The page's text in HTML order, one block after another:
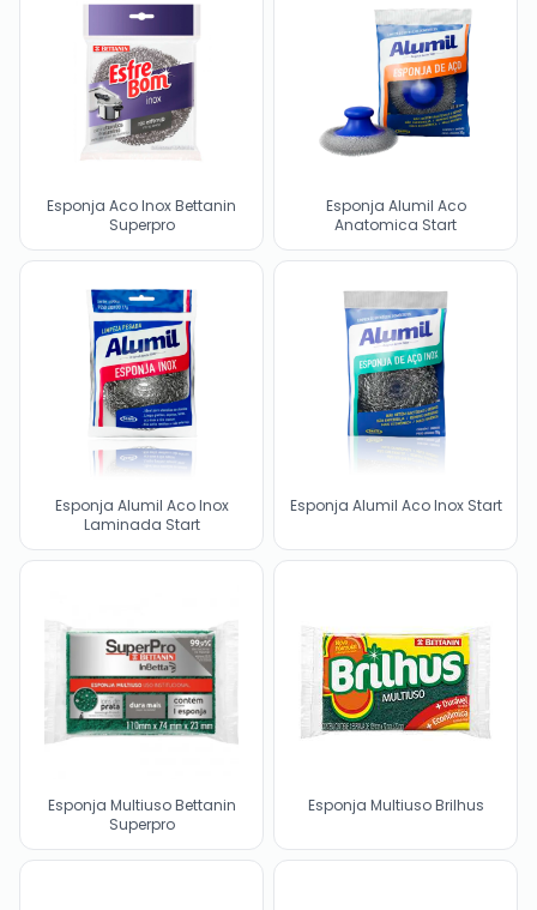
Esponja Aco Inox Bettanin
Superpro
Esponja Alumil Aco
Anatomica Start
Esponja Alumil Aco Inox
Laminada Start
Esponja Alumil Aco Inox Start
Esponja Multiuso Bettanin
Superpro
Esponja Multiuso Brilhus